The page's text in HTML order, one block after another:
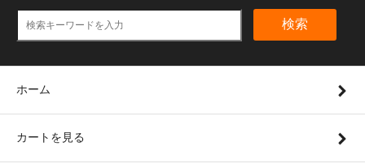
検索
ホーム
カートを見る